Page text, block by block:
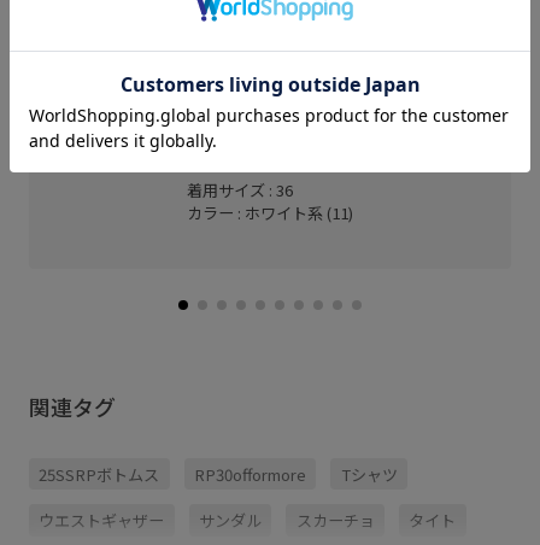
ジョイナス横浜
ゆた (155cm)
骨格： ナチュラル
パーソナルカラー： ブルべ夏
普段のボトムスサイズ： 36or38
着用サイズ : 36
カラー : ホワイト系 (11)
関連タグ
25SSRPボトムス RP30offormore Tシャツ
ウエストギャザー サンダル スカーチョ タイト